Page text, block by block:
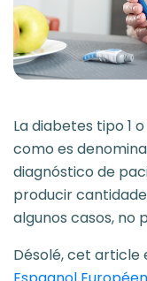
La diabetes tipo 1
como es
diagnóstico de
producir
algunos casos, no
Désolé, cet article